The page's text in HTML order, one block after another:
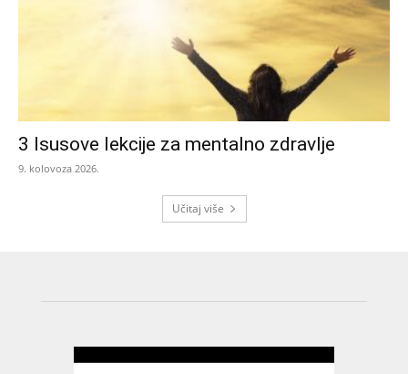
3 Isusove lekcije za mentalno zdravlje
9. kolovoza 2026.
Učitaj više